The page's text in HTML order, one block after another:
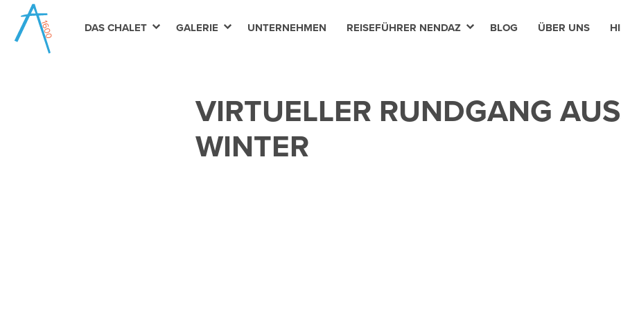
DAS CHALET GALERIE UNTERNEHMEN REISEFÜHRER NENDAZ BLOG ÜBER UNS
VIRTUELLER RUNDGANG
WINTER